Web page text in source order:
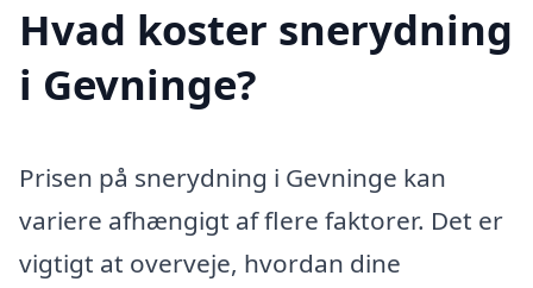
Hvad koster snerydning
i Gevninge?
Prisen på snerydning i Gevninge kan
variere afhængigt af flere faktorer. Det er
vigtigt at overveje, hvordan dine